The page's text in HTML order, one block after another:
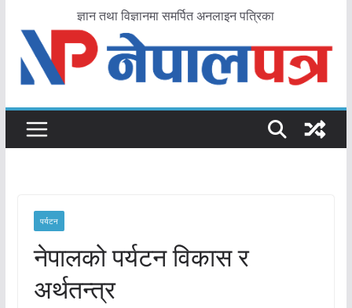
ज्ञान तथा विज्ञानमा समर्पित अनलाइन पत्रिका
पर्यटन
नेपालको पर्यटन विकास र
अर्थतन्त्र